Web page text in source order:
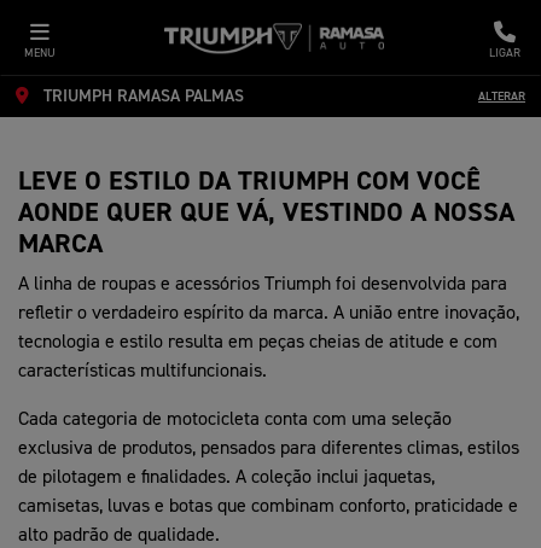
MENU LIGAR
TRIUMPH RAMASA PALMAS ALTERAR
LEVE O ESTILO DA TRIUMPH COM VOCÊ
AONDE QUER QUE VÁ, VESTINDO A NOSSA
MARCA
A linha de roupas e acessórios Triumph foi desenvolvida para
refletir o verdadeiro espírito da marca. A união entre inovação,
tecnologia e estilo resulta em peças cheias de atitude e com
características multifuncionais.
Cada categoria de motocicleta conta com uma seleção
exclusiva de produtos, pensados para diferentes climas, estilos
de pilotagem e finalidades. A coleção inclui jaquetas,
camisetas, luvas e botas que combinam conforto, praticidade e
alto padrão de qualidade.